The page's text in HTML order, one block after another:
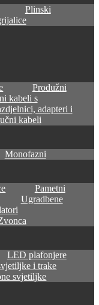
Plinski
Produžni
kabeli s
adapteri i
kabeli
Monofazni
Pametni
Ugradbene
LED plafonjere
i trake
svjetiljke